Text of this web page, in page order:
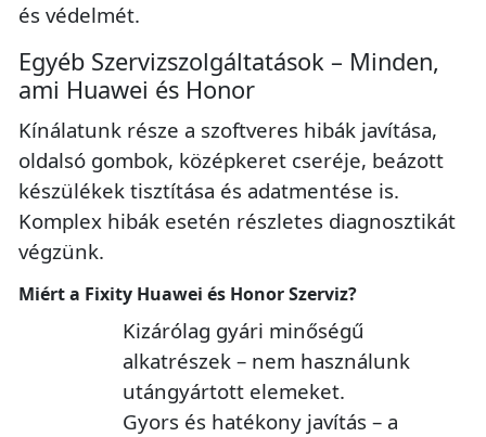
és védelmét.
Egyéb Szervizszolgáltatások – Minden,
ami Huawei és Honor
Kínálatunk része a szoftveres hibák javítása,
oldalsó gombok, középkeret cseréje, beázott
készülékek tisztítása és adatmentése is.
Komplex hibák esetén részletes diagnosztikát
végzünk.
Miért a Fixity Huawei és Honor Szerviz?
Kizárólag gyári minőségű
alkatrészek – nem használunk
utángyártott elemeket.
Gyors és hatékony javítás – a